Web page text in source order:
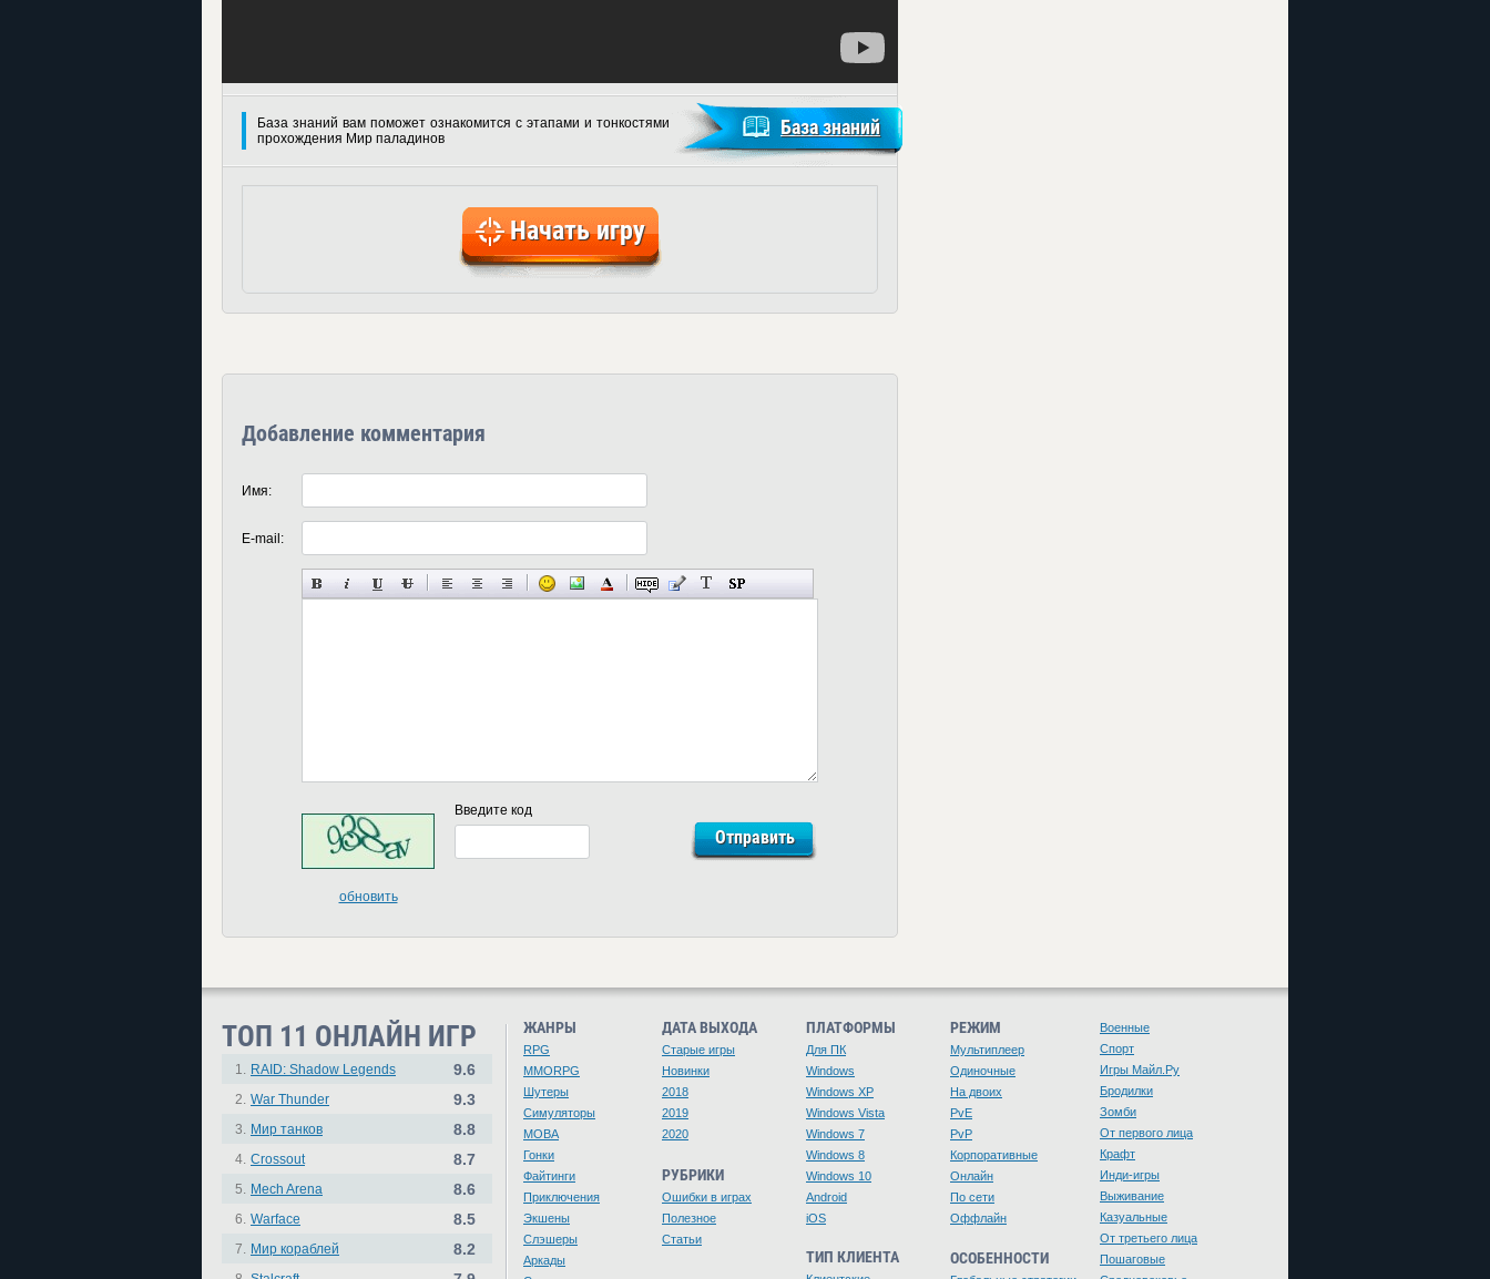
База знаний вам поможет ознакомится с этапами и тонкостями
прохождения Мир паладинов
База знаний
Начать игру
Добавление комментария
Имя:
E-mail:
обновить
Введите код
ТОП 11 ОНЛАЙН ИГР
1. RAID: Shadow Legends 9.6
2. War Thunder 9.3
3. Мир танков 8.8
4. Crossout 8.7
5. Mech Arena 8.6
6. Warface 8.5
7. Мир кораблей 8.2
ЖАНРЫ
RPG
MMORPG
Шутеры
Симуляторы
MOBA
Гонки
Файтинги
Приключения
Экшены
Слэшеры
Аркады
ДАТА ВЫХОДА
Старые игры
Новинки
2018
2019
2020
РУБРИКИ
Ошибки в играх
Полезное
Статьи
ПЛАТФОРМЫ
Для ПК
Windows
Windows XP
Windows Vista
Windows 7
Windows 8
Windows 10
Android
iOS
ТИП КЛИЕНТА
РЕЖИМ
Мультиплеер
Одиночные
На двоих
PvE
PvP
Корпоративные
Онлайн
По сети
Оффлайн
ОСОБЕННОСТИ
Военные
Спорт
Игры Майл.Ру
Бродилки
Зомби
От первого лица
Крафт
Инди-игры
Выживание
Казуальные
От третьего лица
Пошаговые